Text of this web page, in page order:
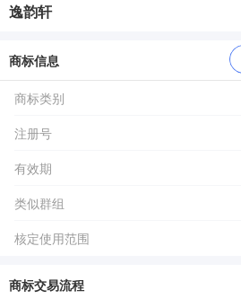
逸韵轩
商标信息
商标类别
注册号
有效期
类似群组
核定使用范围
商标交易流程